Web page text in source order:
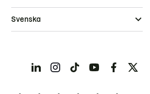
Svenska